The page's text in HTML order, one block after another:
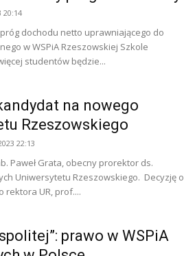
20:14
dochodu netto uprawniającego do
w WSPiA Rzeszowskiej Szkole
studentów będzie...
na nowego
Rzeszowskiego
22:13
Paweł Grata, obecny prorektor ds.
Uniwersytetu Rzeszowskiego. Decyzję o
rektora UR, prof....
prawo w WSPiA